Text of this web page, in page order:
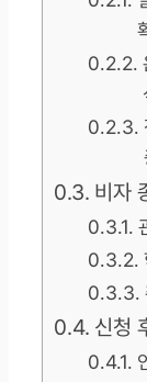
비자
신청